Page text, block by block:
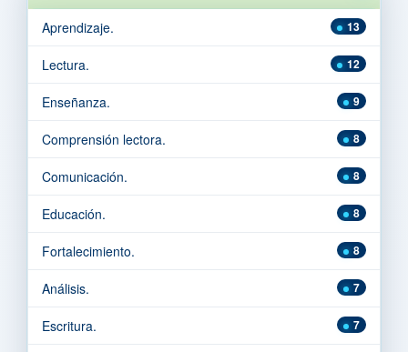
13
Aprendizaje.
12
Lectura.
9
Enseñanza.
8
Comprensión lectora.
8
Comunicación.
8
Educación.
8
Fortalecimiento.
7
Análisis.
7
Escritura.